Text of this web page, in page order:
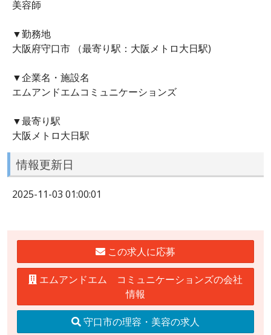
美容師
▼勤務地
大阪府守口市 （最寄り駅：大阪メトロ大日駅)
▼企業名・施設名
エムアンドエムコミュニケーションズ
▼最寄り駅
大阪メトロ大日駅
情報更新日
2025-11-03 01:00:01
この求人に応募
エムアンドエム コミュニケーションズの会社
情報
守口市の理容・美容の求人